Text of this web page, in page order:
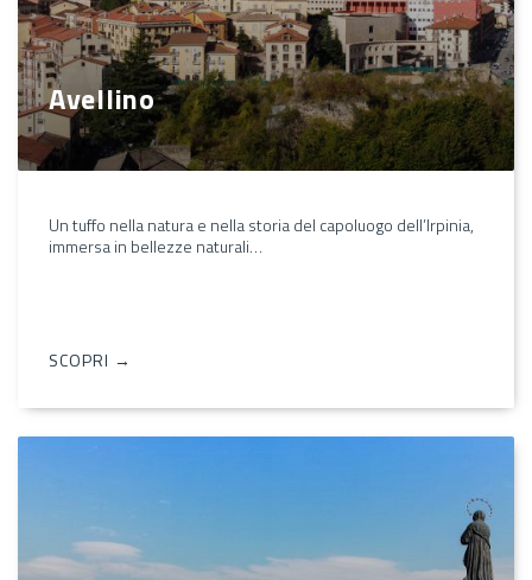
Avellino
Un tuffo nella natura e nella storia del capoluogo dell’Irpinia,
immersa in bellezze naturali…
SCOPRI →